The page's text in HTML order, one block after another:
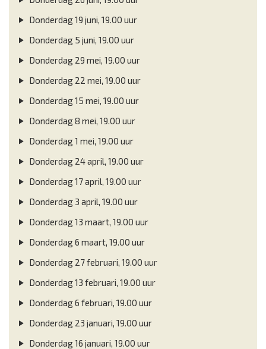
Donderdag 19 juni, 19.00 uur
Donderdag 5 juni, 19.00 uur
Donderdag 29 mei, 19.00 uur
Donderdag 22 mei, 19.00 uur
Donderdag 15 mei, 19.00 uur
Donderdag 8 mei, 19.00 uur
Donderdag 1 mei, 19.00 uur
Donderdag 24 april, 19.00 uur
Donderdag 17 april, 19.00 uur
Donderdag 3 april, 19.00 uur
Donderdag 13 maart, 19.00 uur
Donderdag 6 maart, 19.00 uur
Donderdag 27 februari, 19.00 uur
Donderdag 13 februari, 19.00 uur
Donderdag 6 februari, 19.00 uur
Donderdag 23 januari, 19.00 uur
Donderdag 16 januari, 19.00 uur